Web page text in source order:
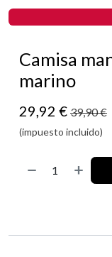
Camisa
marino
29,92 € 39,90€
(impuesto incluido)